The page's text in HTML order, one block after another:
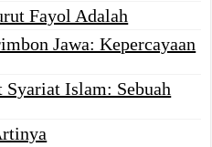
Fayol Adalah
Jawa: Kepercayaan
Islam: Sebuah